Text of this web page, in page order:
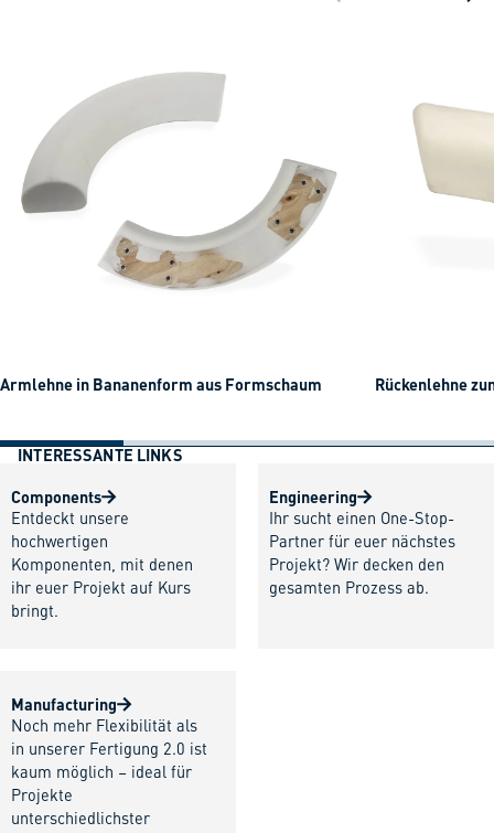
gehe zur gehe
Armlehne in Bananenform aus Formschaum Rückenlehne
INTERESSANTE LINKS
Components
Entdeckt unsere
hochwertigen
Komponenten, mit denen
ihr euer Projekt auf Kurs
bringt.
Engineering
Ihr sucht einen One-Stop-
Partner für euer nächstes
Projekt? Wir decken den
gesamten Prozess ab.
Manufacturing
Noch mehr Flexibilität als
in unserer Fertigung 2.0 ist
kaum möglich – ideal für
Projekte
unterschiedlichster